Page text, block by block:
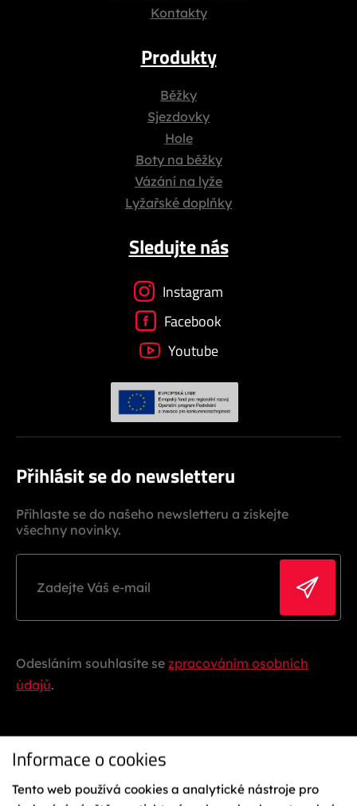
Kontakty
Produkty
Běžky
Sjezdovky
Hole
Boty na běžky
Vázání na lyže
Lyžařské doplňky
Sledujte nás
Instagram
Facebook
Youtube
Přihlásit se do newsletteru
Přihlaste se do našeho newsletteru a získejte
všechny novinky.
Odesláním souhlasíte se zpracováním osobních
údajů.
Informace o cookies
Tento web používá cookies a analytické nástroje pro